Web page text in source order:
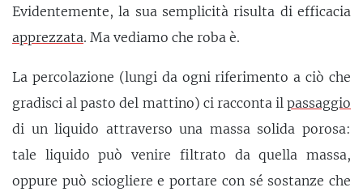
Evidentemente, la sua semplicità risulta di efficacia
apprezzata. Ma vediamo che roba è.
La percolazione (lungi da ogni riferimento a ciò che
gradisci al pasto del mattino) ci racconta il passaggio
di un liquido attraverso una massa solida porosa:
tale liquido può venire filtrato da quella massa,
oppure può sciogliere e portare con sé sostanze che